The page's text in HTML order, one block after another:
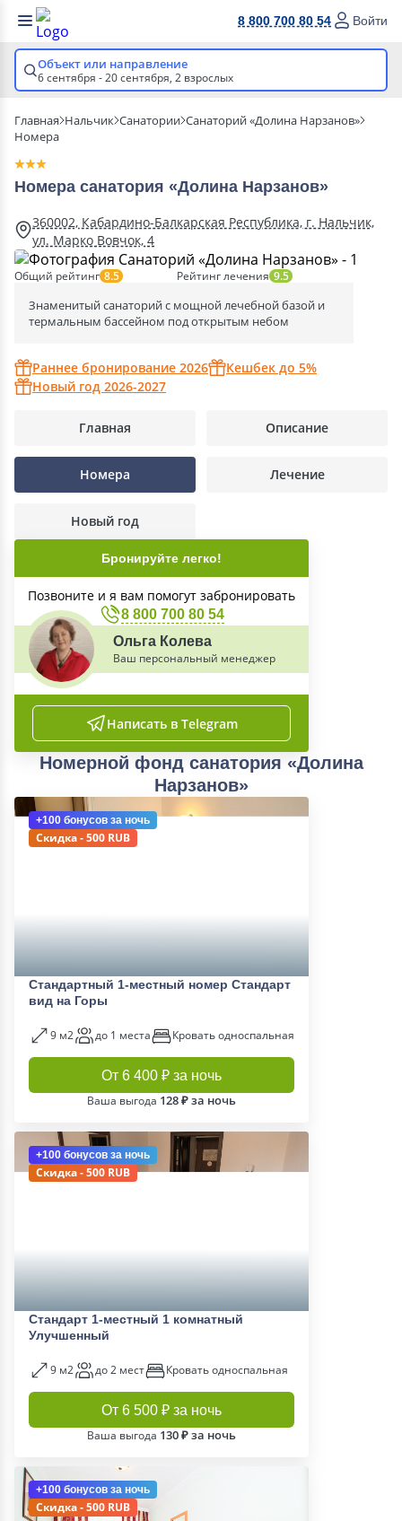
8 800 700 80 54 Войти
Объект или направление
6 сентября - 20 сентября, 2 взрослых
Главная Нальчик Санатории Санаторий «Долина Нарзанов»
Номера
Номера санатория «Долина Нарзанов»
360002, Кабардино-Балкарская Республика, г. Нальчик,
ул. Марко Вовчок, 4
Рейтинг лечения 9.5
Общий рейтинг 8.5
Знаменитый санаторий с мощной лечебной базой и
термальным бассейном под открытым небом
Раннее бронирование 2026
Кешбек до 5%
Новый год 2026-2027
Главная Описание
Номера Лечение
Новый год
Бронируйте легко!
Позвоните и я вам помогут забронировать
8 800 700 80 54
Ольга Колева
Ваш персональный менеджер
Написать в Telegram
Номерной фонд санатория «Долина
Нарзанов»
+100 бонусов за ночь
Скидка - 500 RUB
Стандартный 1-местный номер Стандарт
вид на Горы
9 м2 до 1 места Кровать односпальная
От 6 400 ₽ за ночь
Ваша выгода 128 ₽ за ночь
+100 бонусов за ночь
Скидка - 500 RUB
Стандарт 1-местный 1 комнатный
Улучшенный
9 м2 до 2 мест Кровать односпальная
От 6 500 ₽ за ночь
Ваша выгода 130 ₽ за ночь
+100 бонусов за ночь
Скидка - 500 RUB